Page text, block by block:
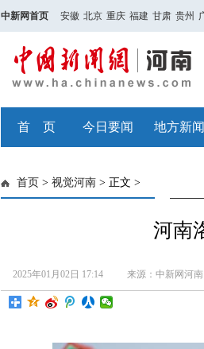
中新网首页 安徽 北京 重庆 福建 甘肃 贵州
首 页 今日要闻 地方新闻
首页 > 视觉河南 > 正文 >
河南
2025年01月02日 17:14 来源：中新网河南